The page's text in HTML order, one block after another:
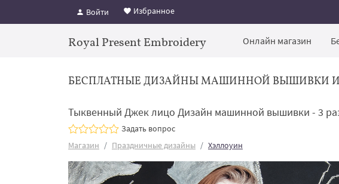
Войти Избранное
Royal Present Embroidery Онлайн магазин
БЕСПЛАТНЫЕ ДИЗАЙНЫ МАШИННОЙ
Тыквенный Джек лицо Дизайн машинной вышивки - 3
Задать вопрос
Магазин
Праздничные дизайны Хэллоуин